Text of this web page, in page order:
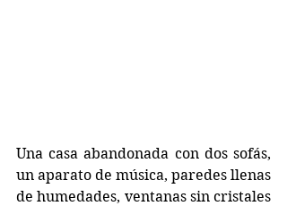
Una casa abandonada con dos sofás,
un aparato de música, paredes llenas
de humedades, ventanas sin cristales